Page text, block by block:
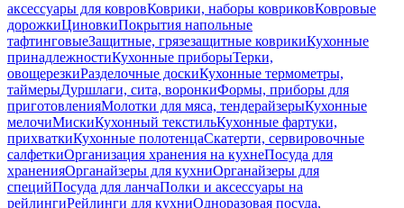
аксессуары для ковровКоврики, наборы ковриковКовровые
дорожкиЦиновкиПокрытия напольные
тафтинговыеЗащитные, грязезащитные коврикиКухонные
принадлежностиКухонные приборыТерки,
овощерезкиРазделочные доскиКухонные термометры,
таймерыДуршлаги, сита, воронкиФормы, приборы для
приготовленияМолотки для мяса, тендерайзерыКухонные
мелочиМискиКухонный текстильКухонные фартуки,
прихваткиКухонные полотенцаСкатерти, сервировочные
салфеткиОрганизация хранения на кухнеПосуда для
храненияОрганайзеры для кухниОрганайзеры для
специйПосуда для ланчаПолки и аксессуары на
рейлингиРейлинги для кухниОдноразовая посуда,